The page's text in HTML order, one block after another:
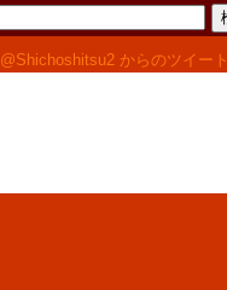
@Shichoshitsu2 からのツイート